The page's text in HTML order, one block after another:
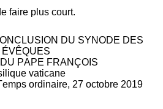
faire plus court.
DU SYNODE DES
ÉVÊQUES
PAPE FRANÇOIS
vaticane
ordinaire, 27 octobre 2019